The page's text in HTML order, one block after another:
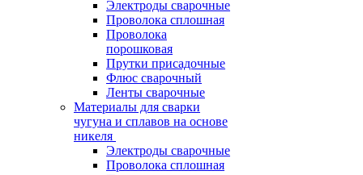
Электроды сварочные
Проволока сплошная
Проволока
порошковая
Прутки присадочные
Флюс сварочный
Ленты сварочные
Материалы для сварки
чугуна и сплавов на основе
никеля
Электроды сварочные
Проволока сплошная